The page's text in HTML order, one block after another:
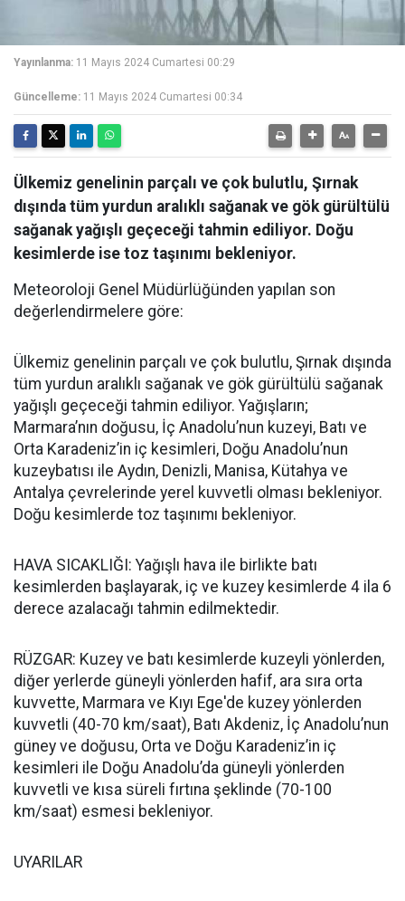
Yayınlanma: 11 Mayıs 2024 Cumartesi 00:29
Güncelleme: 11 Mayıs 2024 Cumartesi 00:34
Ülkemiz genelinin parçalı ve çok bulutlu, Şırnak
dışında tüm yurdun aralıklı sağanak ve gök gürültülü
sağanak yağışlı geçeceği tahmin ediliyor. Doğu
kesimlerde ise toz taşınımı bekleniyor.
Meteoroloji Genel Müdürlüğünden yapılan son
değerlendirmelere göre:
Ülkemiz genelinin parçalı ve çok bulutlu, Şırnak dışında
tüm yurdun aralıklı sağanak ve gök gürültülü sağanak
yağışlı geçeceği tahmin ediliyor. Yağışların;
Marmara’nın doğusu, İç Anadolu’nun kuzeyi, Batı ve
Orta Karadeniz’in iç kesimleri, Doğu Anadolu’nun
kuzeybatısı ile Aydın, Denizli, Manisa, Kütahya ve
Antalya çevrelerinde yerel kuvvetli olması bekleniyor.
Doğu kesimlerde toz taşınımı bekleniyor.
HAVA SICAKLIĞI: Yağışlı hava ile birlikte batı
kesimlerden başlayarak, iç ve kuzey kesimlerde 4 ila 6
derece azalacağı tahmin edilmektedir.
RÜZGAR: Kuzey ve batı kesimlerde kuzeyli yönlerden,
diğer yerlerde güneyli yönlerden hafif, ara sıra orta
kuvvette, Marmara ve Kıyı Ege'de kuzey yönlerden
kuvvetli (40-70 km/saat), Batı Akdeniz, İç Anadolu’nun
güney ve doğusu, Orta ve Doğu Karadeniz’in iç
kesimleri ile Doğu Anadolu’da güneyli yönlerden
kuvvetli ve kısa süreli fırtına şeklinde (70-100
km/saat) esmesi bekleniyor.
UYARILAR